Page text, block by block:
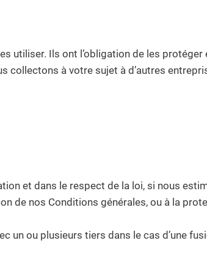
utiliser. Ils ont l’obligation de les protéger
à votre sujet à d’autres
et dans le respect de la loi, si nous
de nos Conditions générales, ou à la
ou plusieurs tiers dans le cas d’une